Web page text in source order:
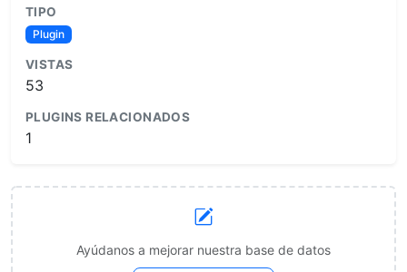
TIPO
Plugin
VISTAS
53
PLUGINS RELACIONADOS
1
Ayúdanos a mejorar nuestra base de datos